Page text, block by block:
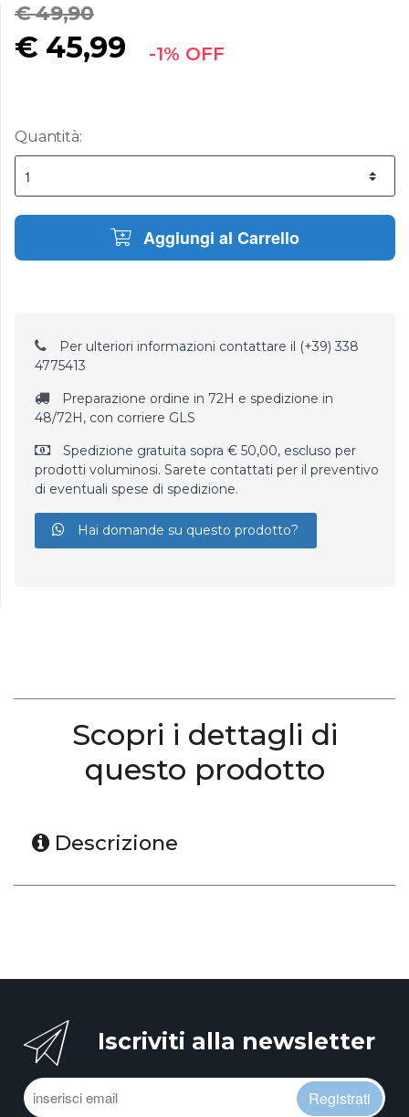
€ 49,90
€ 45,99 -1% OFF
Quantità:
Aggiungi al Carrello
Per ulteriori informazioni contattare il (+39) 338
4775413
Preparazione ordine in 72H e spedizione in
48/72H, con corriere GLS
Spedizione gratuita sopra € 50,00, escluso per
prodotti voluminosi. Sarete contattati per il preventivo
di eventuali spese di spedizione.
Hai domande su questo prodotto?
Scopri i dettagli di
questo prodotto
Descrizione
Iscriviti alla newsletter
Registrati